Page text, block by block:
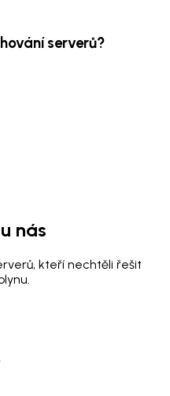
serverů?
nás
kteří nechtěli řešit